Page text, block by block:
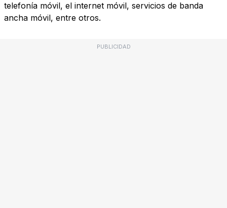
telefonía móvil, el internet móvil, servicios de banda
ancha móvil, entre otros.
PUBLICIDAD